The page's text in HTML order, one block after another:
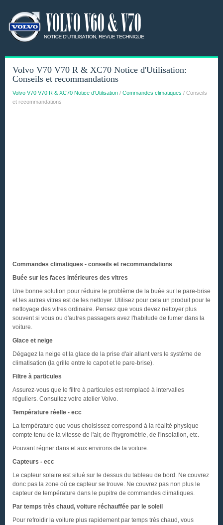
Volvo V70 V70 R & XC70 Notice d'Utilisation:
Conseils et recommandations
Volvo V70 V70 R & XC70 Notice d'Utilisation / Commandes climatiques / Conseils
et recommandations
Commandes climatiques - conseils et recommandations
Buée sur les faces intérieures des vitres
Une bonne solution pour réduire le problème de la buée sur le pare-brise
et les autres vitres est de les nettoyer. Utilisez pour cela un produit pour le
nettoyage des vitres ordinaire. Pensez que vous devez nettoyer plus
souvent si vous ou d'autres passagers avez l'habitude de fumer dans la
voiture.
Glace et neige
Dégagez la neige et la glace de la prise d'air allant vers le système de
climatisation (la grille entre le capot et le pare-brise).
Filtre à particules
Assurez-vous que le filtre à particules est remplacé à intervalles
réguliers. Consultez votre atelier Volvo.
Température réelle - ecc
La température que vous choisissez correspond à la réalité physique
compte tenu de la vitesse de l'air, de l'hygrométrie, de l'insolation, etc.
Pouvant régner dans et aux environs de la voiture.
Capteurs - ecc
Le capteur solaire est situé sur le dessus du tableau de bord. Ne couvrez
donc pas la zone où ce capteur se trouve. Ne couvrez pas non plus le
capteur de température dans le pupitre de commandes climatiques.
Par temps très chaud, voiture réchauffée par le soleil
Pour refroidir la voiture plus rapidement par temps très chaud, vous